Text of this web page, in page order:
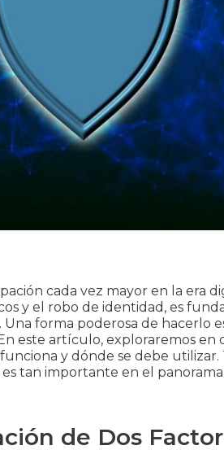
cada vez mayor en la era
y el robo de identidad, es
forma poderosa de hacerlo
este artículo, exploraremos en
y dónde se debe
tan importante en el
de Dos